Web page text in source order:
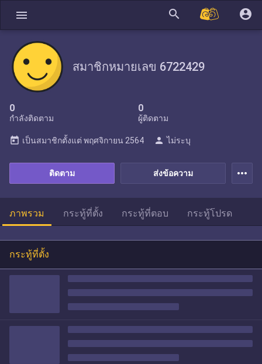
menu search account_circle
สมาชิกหมายเลข 6722429
0
กำลังติดตาม
0
ผู้ติดตาม
ส่งข้อความ
ติดตาม
today เป็นสมาชิกตั้งแต่ พฤศจิกายน 2564 person ไม่ระบุ
more_horiz
ภาพรวม กระทู้ที่ตั้ง กระทู้ที่ตอบ กระทู้โปรด
กระทู้ที่ตั้ง